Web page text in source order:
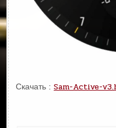
Скачать :Sam-Active-